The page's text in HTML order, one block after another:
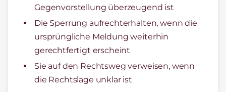
Gegenvorstellung überzeugend ist
Die Sperrung aufrechterhalten, wenn die
ursprüngliche Meldung weiterhin
gerechtfertigt erscheint
Sie auf den Rechtsweg verweisen, wenn
die Rechtslage unklar ist